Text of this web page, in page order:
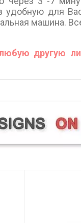
для
машина.
другую